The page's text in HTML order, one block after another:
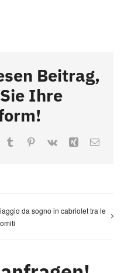
Beitrag,
Ihre
TumblrPinterest
Vk Xing Email
da sogno in cabriolet tra le